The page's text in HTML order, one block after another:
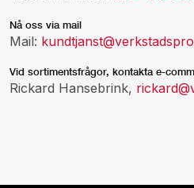
Nå oss via mail
Mail:
Vid sortimentsfrågor, kontakta e-
Rickard Hansebrink,